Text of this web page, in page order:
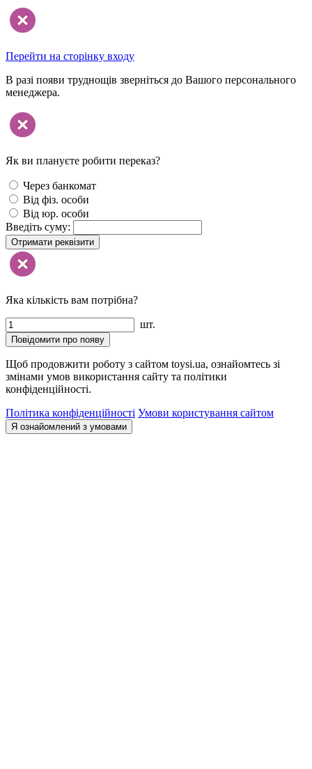
Перейти на сторінку входу
В разі появи труднощів зверніться до Вашого персонального
менеджера.
Як ви плануєте робити переказ?
Через банкомат
Від фіз. особи
Від юр. особи
Введіть суму:
Отримати реквізити
Яка кількість вам потрібна?
шт.
Повідомити про появу
Щоб продовжити роботу з сайтом toysi.ua, ознайомтесь зі
змінами умов використання сайту та політики
конфіденційності.
Політика конфіденційності Умови користування сайтом
Я ознайомлений з умовами